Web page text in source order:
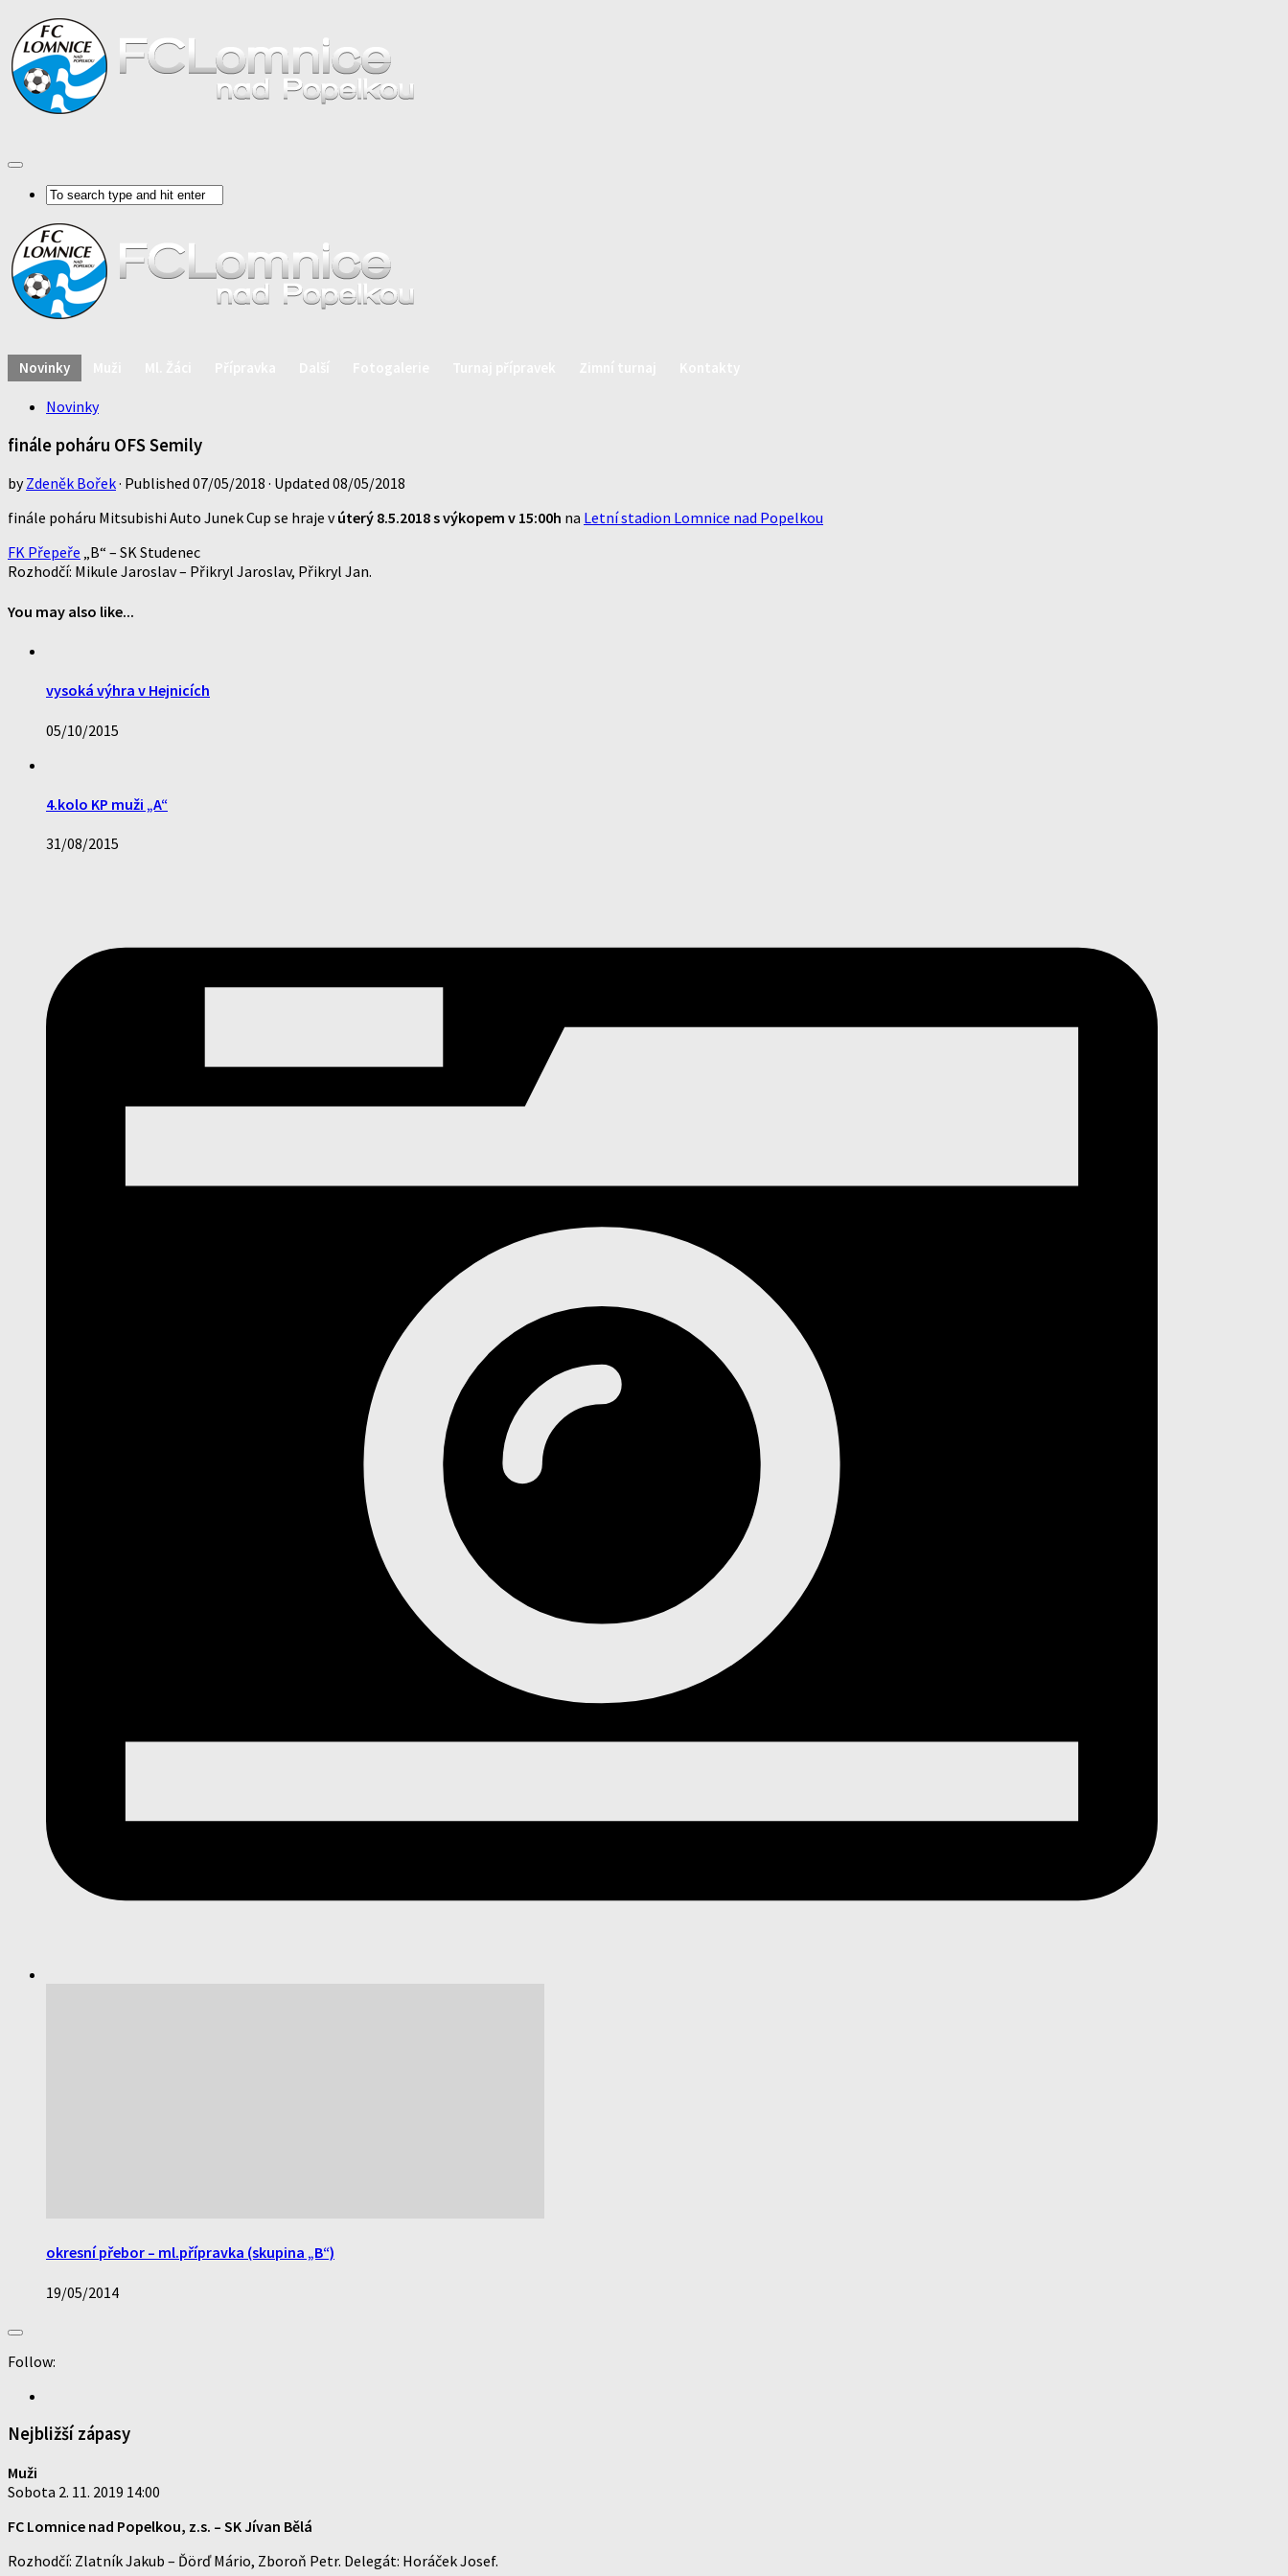
Novinky
Novinky
finále poháru OFS Semily
byZdeněk Bořek· Published 07/05/2018 · Updated 08/05/2018
finále poháru Mitsubishi Auto Junek Cup se hraje vúterý 8.5.2018 s výkopem v 15:00h na Letní stadion Lomnice nad Popelkou
FK Přepeře „B“ – SK Studenec
Rozhodčí: Mikule Jaroslav – Přikryl Jaroslav, Přikryl Jan.
You may also like...
vysoká výhra v Hejnicích
05/10/2015
4.kolo KP muži „A“
31/08/2015
okresní přebor – ml.přípravka (skupina „B“)
19/05/2014
Follow:
Nejbližší zápasy
Muži
Sobota 2. 11. 2019 14:00
FC Lomnice nad Popelkou, z.s. – SK Jívan Bělá
Rozhodčí: Zlatník Jakub – Ďörď Mário, Zboroň Petr. Delegát: Horáček Josef.